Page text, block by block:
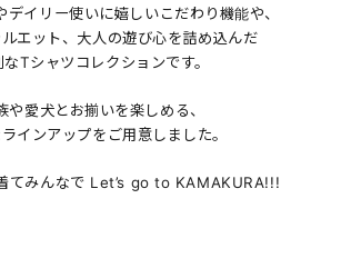
デイリー使いに嬉しいこだわり機能や、
エット、大人の遊び心を詰め込んだ
なTシャツコレクションです。
や愛犬とお揃いを楽しめる、
インアップをご用意しました。
てみんなで Let’s go to KAMAKURA!!!